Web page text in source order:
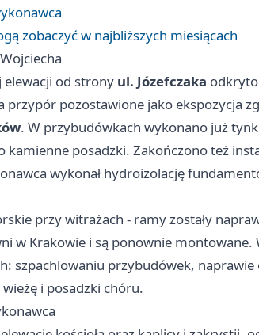
zobaczyć w najbliższych miesiącach
elewacji od strony ul. Józefczaka
pozostawione jako ekspozycja
. W przybudówkach wykonano już
posadzki. Zakończono też
wykonał hydroizolację
przy witrażach - ramy zostały
w Krakowie i są ponownie montowane.
szpachlowaniu przybudówek,
i posadzki chóru.